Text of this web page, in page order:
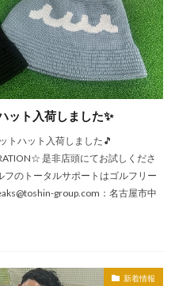
ット入荷しました✨
トハット入荷しました🎵
是非店頭にてお試しくださ
のトータルサポートはゴルフリー
group.com：名古屋市中
新着情報